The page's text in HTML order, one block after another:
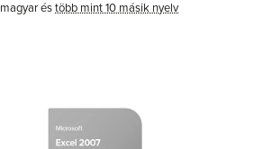
magyar éstöbb mint 10 másik nyelv